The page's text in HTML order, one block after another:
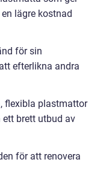
lägre kostnad
för sin
efterlikna andra
flexibla plastmattor
brett utbud av
för att renovera